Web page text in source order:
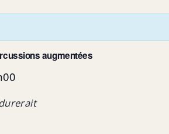
augmentées